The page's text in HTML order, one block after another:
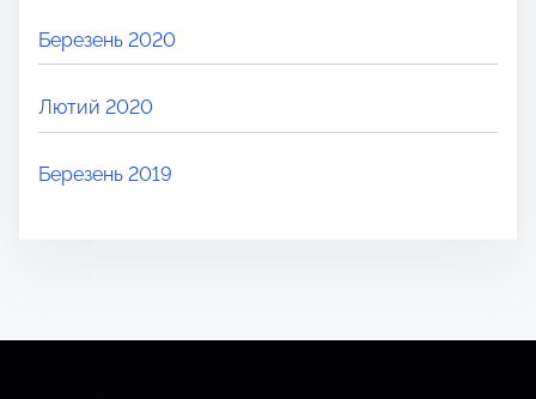
Березень 2020
Лютий 2020
Березень 2019